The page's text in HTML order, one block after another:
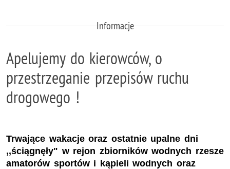
Informacje
Apelujemy do kierowców, o
przestrzeganie przepisów ruchu
drogowego !
Trwające wakacje oraz ostatnie upalne dni
,,ściągnęły" w rejon zbiorników wodnych rzesze
amatorów sportów i kąpieli wodnych oraz